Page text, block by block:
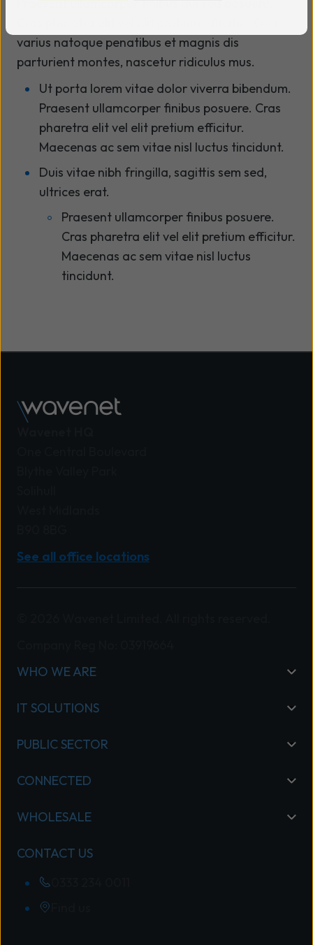
varius natoque penatibus et magnis dis
parturient montes, nascetur ridiculus mus.
Ut porta lorem vitae dolor viverra bibendum.
Praesent ullamcorper finibus posuere. Cras
pharetra elit vel elit pretium efficitur.
Maecenas ac sem vitae nisl luctus tincidunt.
Duis vitae nibh fringilla, sagittis sem sed,
ultrices erat.
Praesent ullamcorper finibus posuere.
Cras pharetra elit vel elit pretium efficitur.
Maecenas ac sem vitae nisl luctus
tincidunt.
See all office locations
WHO WE ARE
IT SOLUTIONS
PUBLIC SECTOR
CONNECTED
WHOLESALE
CONTACT US